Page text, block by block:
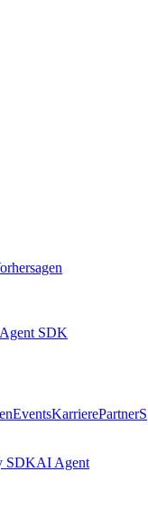
SDK
EventsKarrierePartnerS
SDKAI Agent